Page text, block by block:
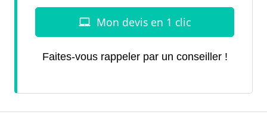
Faites-vous rappeler par un conseiller !